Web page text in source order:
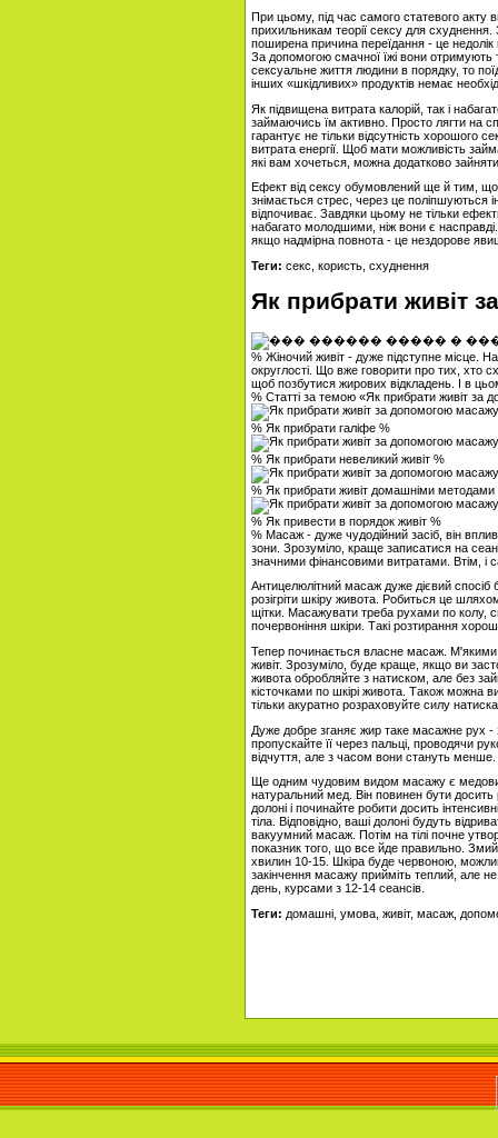
При цьому, під час самого статевого акту
прихильникам теорії сексу для
поширена причина переїдання - це
За допомогою смачної їжі вони
сексуальне життя людини в порядку, то
інших «шкідливих» продуктів немає
Як підвищена витрата калорій, так і
займаючись їм активно. Просто лягти на
гарантує не тільки відсутність хорошого
витрата енергії. Щоб мати можливість
які вам хочеться, можна додатково
Ефект від сексу обумовлений ще й тим, що
знімається стрес, через це поліпшуються
відпочиває. Завдяки цьому не тільки
набагато молодшими, ніж вони є
якщо надмірна повнота - це нездорове
Теги: секс, користь, схуднення
Як прибрати живіт
% Жіночий живіт - дуже підступне місце.
округлості. Що вже говорити про тих, хто
щоб позбутися жирових відкладень. І в
% Статті за темою «Як прибрати живіт за
% Як прибрати галіфе %
% Як прибрати невеликий живіт %
% Як прибрати живіт домашніми методами
% Як привести в порядок живіт %
% Масаж - дуже чудодійний засіб, він
зони. Зрозуміло, краще записатися на
значними фінансовими витратами. Втім, і
Антицелюлітний масаж дуже дієвий
розігріти шкіру живота. Робиться це
щітки. Масажувати треба рухами по колу,
почервоніння шкіри. Такі розтирання
Тепер починається власне масаж.
живіт. Зрозуміло, буде краще, якщо ви
живота обробляйте з натиском, але без
кісточками по шкірі живота. Також можна
тільки акуратно розраховуйте силу
Дуже добре зганяє жир таке масажне рух -
пропускайте її через пальці, проводячи
відчуття, але з часом вони стануть менше.
Ще одним чудовим видом масажу є
натуральний мед. Він повинен бути досить
долоні і починайте робити досить
тіла. Відповідно, ваші долоні будуть
вакуумний масаж. Потім на тілі почне
показник того, що все йде правильно.
хвилин 10-15. Шкіра буде червоною,
закінчення масажу прийміть теплий, але
день, курсами з 12-14 сеансів.
Теги: домашні, умова, живіт, масаж,